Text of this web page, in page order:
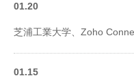
01.20
芝浦工業大学、Zoho
01.15